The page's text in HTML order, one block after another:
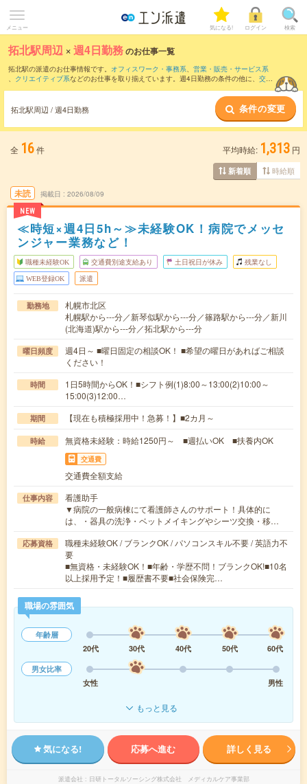
メニュー 気になる! ログイン 検索
拓北駅周辺 ×週4日勤務のお仕事一覧
拓北駅の派遣のお仕事情報です。 オフィスワーク・事務系、 営業・販売・サービス系
、 クリエイティブ系などのお仕事を取り揃えています。週4日勤務の条件の他に、 交通
拓北駅周辺 / 週4日勤務 条件の変更
全 16件 平均時給: 1,313 円
新着順 時給順
未読
NEW
掲載日 2026/08/09
≪時短×週4日5h～≫未経験OK！病院でメッセ
ンジャー業務など！
職種未経験OK 交通費別途支給あり 土日祝日が休み 残業なし
WEB登録OK 派遣
勤務地
札幌市北区
札幌駅から---分／新琴似駅から---分／篠路駅から---分／新川
(北海道)駅から---分／拓北駅から---分
曜日頻度
週4日～ ■曜日固定の相談OK！ ■希望の曜日があればご相談
ください！
時間
1日5時間からOK！■シフト例(1)8:00～13:00(2)10:00～
15:00(3)12:00…
期間 【現在も積極採用中！急募！】■2カ月～
時給 無資格未経験：時給1250円～ ■週払いOK ■扶養内OK
交通費
交通費全額支給
仕事内容
看護助手
▼病院の一般病棟にて看護師さんのサポート！具体的に
は、・器具の洗浄・ベットメイキングやシーツ交換・移…
応募資格
職種未経験OK / ブランクOK / パソコンスキル不要 / 英語力不
要
■無資格・未経験OK！■年齢・学歴不問！ブランクOK!■10名
以上採用予定！■履歴書不要■社会保険完…
職場の雰囲気
年齢層
20代
30代 40代 50代
60代
男女比率
女性
男性
もっと見る
気になる! 応募へ進む 詳しく見る
派遣会社 日研トータルソーシング株式会社 メディカルケア事業部